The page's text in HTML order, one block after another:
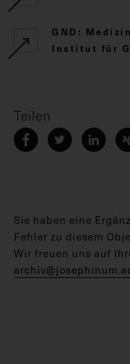
GND:
Institut für
Teilen
Sie haben eine
Fehler zu diesem
Wir freuen uns auf